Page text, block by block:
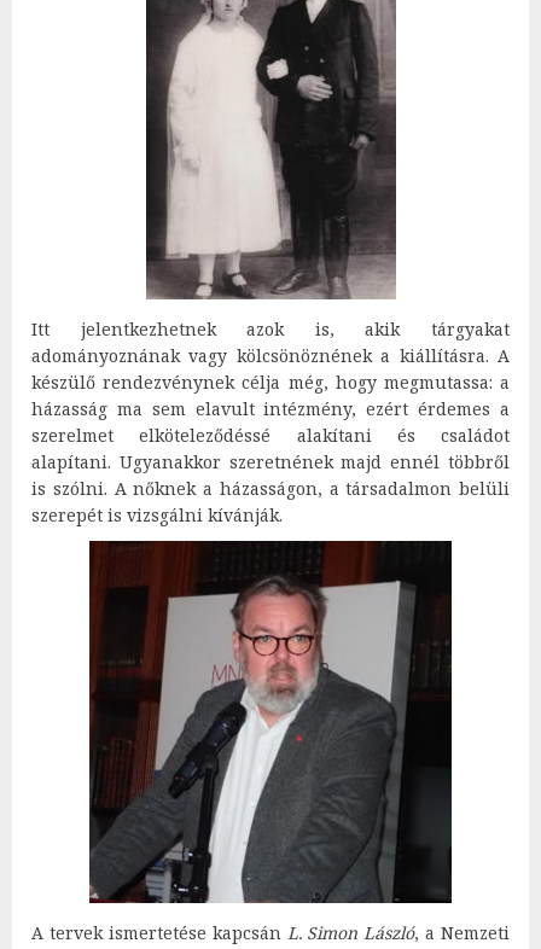
Itt jelentkezhetnek azok is, akik tárgyakat
adományoznának vagy kölcsönöznének a kiállításra. A
készülő rendezvénynek célja még, hogy megmutassa: a
házasság ma sem elavult intézmény, ezért érdemes a
szerelmet elköteleződéssé alakítani és családot
alapítani. Ugyanakkor szeretnének majd ennél többről
is szólni. A nőknek a házasságon, a társadalmon belüli
szerepét is vizsgálni kívánják.
A tervek ismertetése kapcsán L. Simon László, a Nemzeti